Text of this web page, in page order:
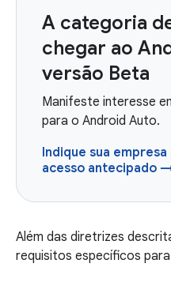
A categoria
chegar ao
versão Beta
Manifeste interesse
para o Android Auto.
Indique sua
acesso antecipado
Além das diretrizes
requisitos específicos